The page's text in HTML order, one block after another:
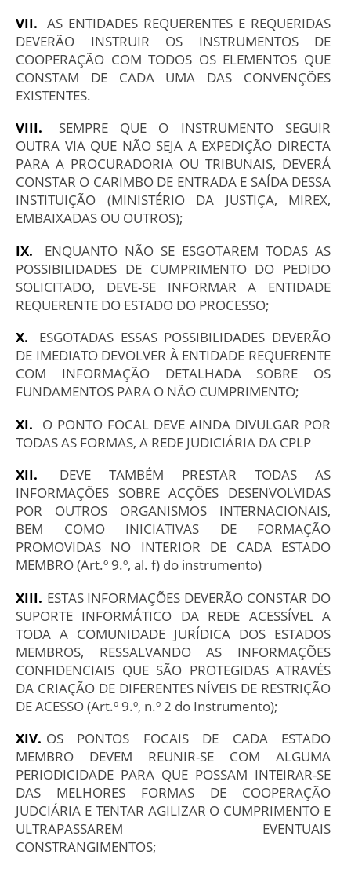
AS ENTIDADES REQUERENTES E REQUERIDAS
DEVERÃO INSTRUIR OS INSTRUMENTOS DE
COOPERAÇÃO COM TODOS OS ELEMENTOS QUE
CONSTAM DE CADA UMA DAS CONVENÇÕES
EXISTENTES.
SEMPRE QUE O INSTRUMENTO SEGUIR
OUTRA VIA QUE NÃO SEJA A EXPEDIÇÃO DIRECTA
PARA A PROCURADORIA OU TRIBUNAIS, DEVERÁ
CONSTAR O CARIMBO DE ENTRADA E SAÍDA DESSA
INSTITUIÇÃO (MINISTÉRIO DA JUSTIÇA, MIREX,
EMBAIXADAS OU OUTROS);
ENQUANTO NÃO SE ESGOTAREM TODAS AS
POSSIBILIDADES DE CUMPRIMENTO DO PEDIDO
SOLICITADO, DEVE-SE INFORMAR A ENTIDADE
REQUERENTE DO ESTADO DO PROCESSO;
ESGOTADAS ESSAS POSSIBILIDADES DEVERÃO
DE IMEDIATO DEVOLVER À ENTIDADE REQUERENTE
COM INFORMAÇÃO DETALHADA SOBRE OS
FUNDAMENTOS PARA O NÃO CUMPRIMENTO;
O PONTO FOCAL DEVE AINDA DIVULGAR POR
TODAS AS FORMAS, A REDE JUDICIÁRIA DA CPLP
DEVE TAMBÉM PRESTAR TODAS AS
INFORMAÇÕES SOBRE ACÇÕES DESENVOLVIDAS
POR OUTROS ORGANISMOS INTERNACIONAIS,
BEM COMO INICIATIVAS DE FORMAÇÃO
PROMOVIDAS NO INTERIOR DE CADA ESTADO
MEMBRO (Art.º 9.º, al. f) do instrumento)
ESTAS INFORMAÇÕES DEVERÃO CONSTAR DO
SUPORTE INFORMÁTICO DA REDE ACESSÍVEL A
TODA A COMUNIDADE JURÍDICA DOS ESTADOS
MEMBROS, RESSALVANDO AS INFORMAÇÕES
CONFIDENCIAIS QUE SÃO PROTEGIDAS ATRAVÉS
DA CRIAÇÃO DE DIFERENTES NÍVEIS DE RESTRIÇÃO
DE ACESSO (Art.º 9.º, n.º 2 do Instrumento);
OS PONTOS FOCAIS DE CADA ESTADO
MEMBRO DEVEM REUNIR-SE COM ALGUMA
PERIODICIDADE PARA QUE POSSAM INTEIRAR-SE
DAS MELHORES FORMAS DE COOPERAÇÃO
JUDCIÁRIA E TENTAR AGILIZAR O CUMPRIMENTO E
ULTRAPASSAREM EVENTUAIS
CONSTRANGIMENTOS;